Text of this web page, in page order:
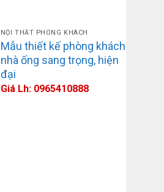
NỘI THẤT PHÒNG KHÁCH
Mẫu thiết kế phòng khách
nhà ống sang trọng, hiện
đại
Giá Lh: 0965410888